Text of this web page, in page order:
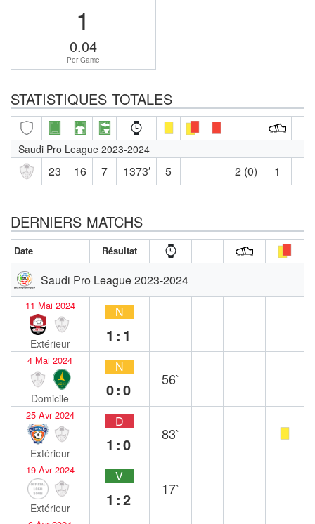
1
0.04
Per Game
STATISTIQUES TOTALES
Saudi Pro League 2023-2024
23 16 7 1373′ 5 2 (0) 1
DERNIERS MATCHS
Date Résultat
Saudi Pro League 2023-2024
11 Mai 2024
Extérieur
N
1:1
4 Mai 2024
Domicile
N
0:0
56`
25 Avr 2024
Extérieur
D
1:0
83`
19 Avr 2024
Extérieur
V
1:2
17`